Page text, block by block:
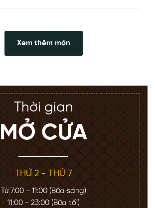
Xem thêm món
Thời gian
MỞ CỬA
THỨ 2 - THỨ 7
Từ 7:00 - 11:00 (Bữa sáng)
11:00 - 23:00 (Bữa tối)